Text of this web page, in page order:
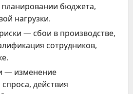
бюджета,
нагрузки.
— сбои в производстве,
сотрудников,
— изменение
действия